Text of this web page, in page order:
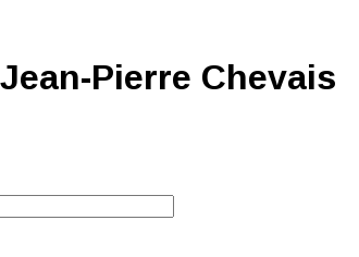
Pierre Chevais